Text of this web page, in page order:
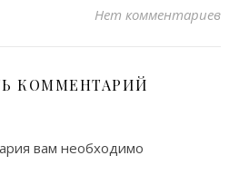
Нет комментариев
КОММЕНТАРИЙ
вам необходимо